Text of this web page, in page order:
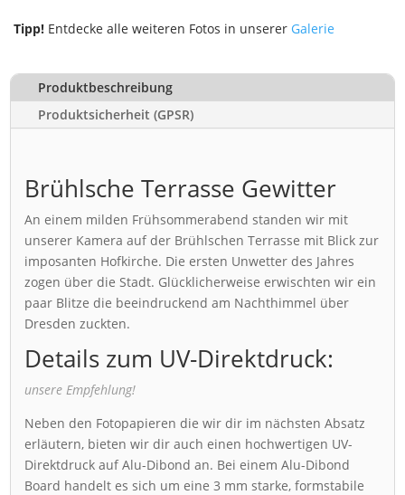
Tipp! Entdecke alle weiteren Fotos in unserer Galerie
Produktbeschreibung
Produktsicherheit (GPSR)
Brühlsche Terrasse Gewitter
An einem milden Frühsommerabend standen wir mit
unserer Kamera auf der Brühlschen Terrasse mit Blick zur
imposanten Hofkirche. Die ersten Unwetter des Jahres
zogen über die Stadt. Glücklicherweise erwischten wir ein
paar Blitze die beeindruckend am Nachthimmel über
Dresden zuckten.
Details zum UV-Direktdruck:
unsere Empfehlung!
Neben den Fotopapieren die wir dir im nächsten Absatz
erläutern, bieten wir dir auch einen hochwertigen UV-
Direktdruck auf Alu-Dibond an. Bei einem Alu-Dibond
Board handelt es sich um eine 3 mm starke, formstabile